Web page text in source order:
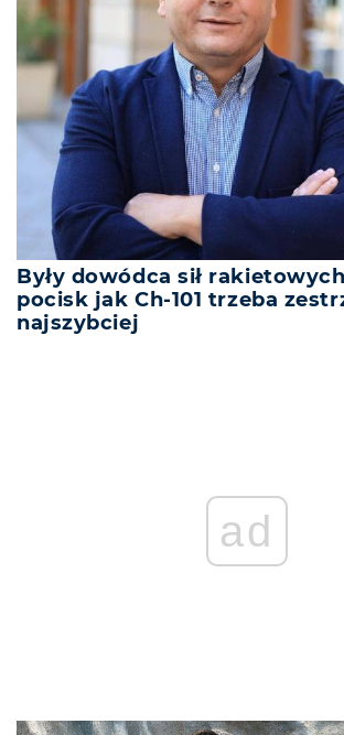
Były dowódca sił
pocisk jak Ch-101 trzeba
najszybciej
ad